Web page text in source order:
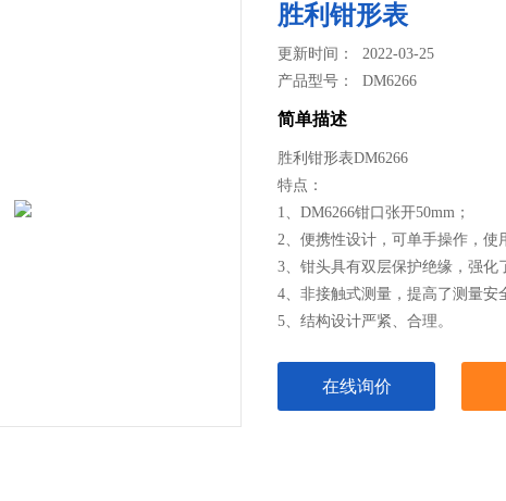
胜利钳形表
更新时间： 2022-03-25
产品型号：DM6266
简单描述
胜利钳形表DM6266
特点：
1、DM6266钳口张开50mm；
2、便携性设计，可单手操作，使
3、钳头具有双层保护绝缘，强化
4、非接触式测量，提高了测量安
5、结构设计严紧、合理。
在线询价